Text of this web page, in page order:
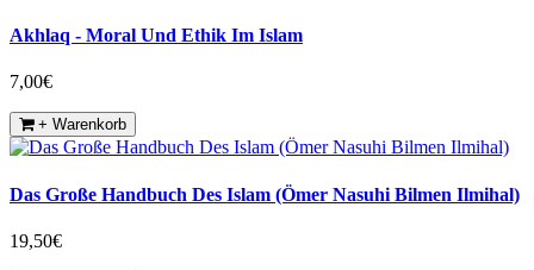
Akhlaq - Moral Und Ethik Im Islam
7,00€
+ Warenkorb
Das Große Handbuch Des Islam (Ömer Nasuhi Bilmen Ilmihal)
19,50€